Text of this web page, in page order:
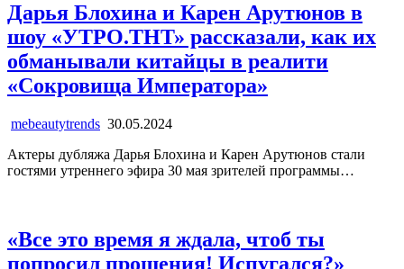
Дарья Блохина и Карен Арутюнов в
шоу «УТРО.ТНТ» рассказали, как их
обманывали китайцы в реалити
«Сокровища Императора»
mebeautytrends 30.05.2024
Актеры дубляжа Дарья Блохина и Карен Арутюнов стали
гостями утреннего эфира 30 мая зрителей программы…
«Все это время я ждала, чтоб ты
попросил прощения! Испугался?»